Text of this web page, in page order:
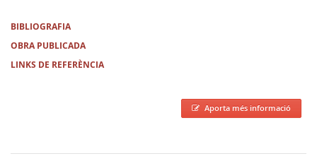
BIBLIOGRAFIA
OBRA PUBLICADA
LINKS DE REFERÈNCIA
Aporta més informació